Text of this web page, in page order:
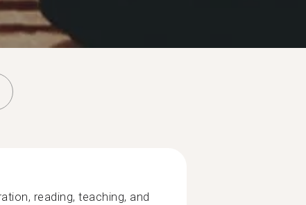
reading, teaching, and